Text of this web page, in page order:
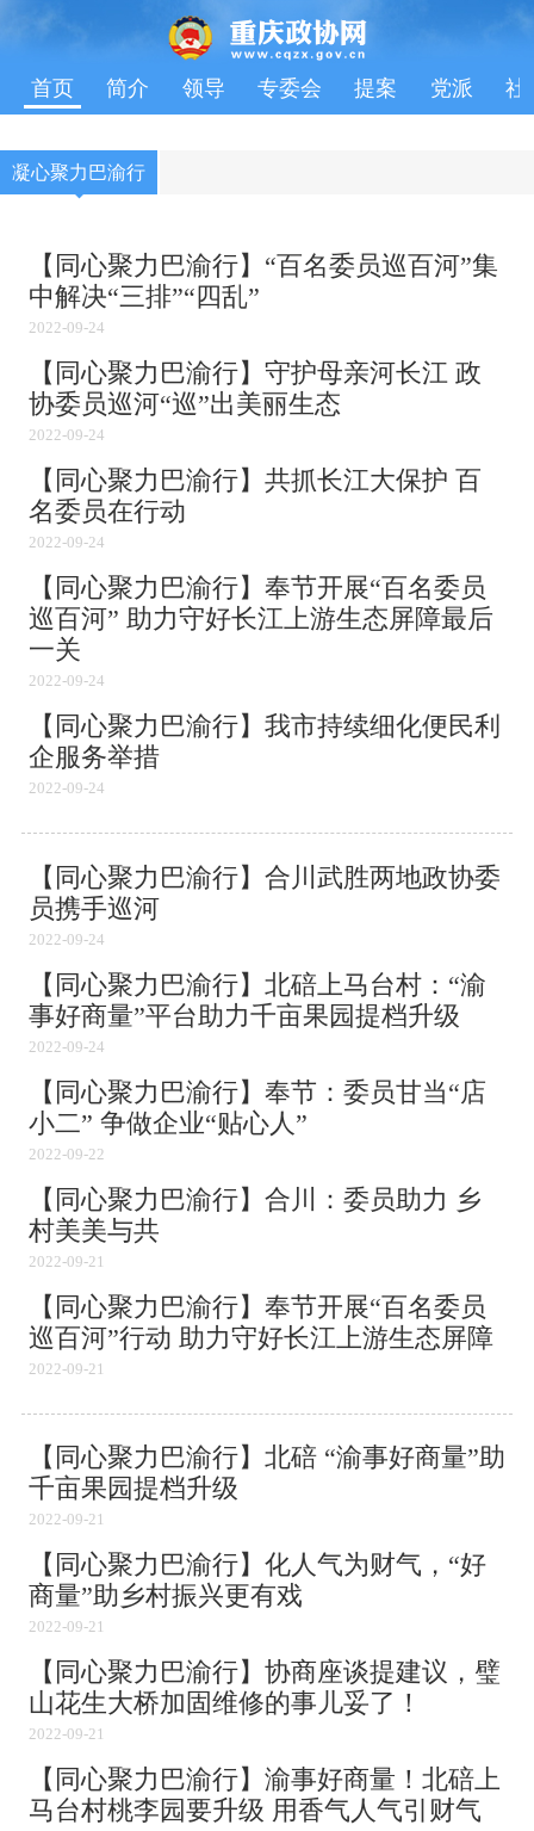
首页 简介 领导 专委会 提案 党派 社
凝心聚力巴渝行
【同心聚力巴渝行】“百名委员巡百河”集
中解决“三排”“四乱”
2022-09-24
【同心聚力巴渝行】守护母亲河长江 政
协委员巡河“巡”出美丽生态
2022-09-24
【同心聚力巴渝行】共抓长江大保护 百
名委员在行动
2022-09-24
【同心聚力巴渝行】奉节开展“百名委员
巡百河” 助力守好长江上游生态屏障最后
一关
2022-09-24
【同心聚力巴渝行】我市持续细化便民利
企服务举措
2022-09-24
【同心聚力巴渝行】合川武胜两地政协委
员携手巡河
2022-09-24
【同心聚力巴渝行】北碚上马台村：“渝
事好商量”平台助力千亩果园提档升级
2022-09-24
【同心聚力巴渝行】奉节：委员甘当“店
小二” 争做企业“贴心人”
2022-09-22
【同心聚力巴渝行】合川：委员助力 乡
村美美与共
2022-09-21
【同心聚力巴渝行】奉节开展“百名委员
巡百河”行动 助力守好长江上游生态屏障
2022-09-21
【同心聚力巴渝行】北碚 “渝事好商量”助
千亩果园提档升级
2022-09-21
【同心聚力巴渝行】化人气为财气，“好
商量”助乡村振兴更有戏
2022-09-21
【同心聚力巴渝行】协商座谈提建议，璧
山花生大桥加固维修的事儿妥了！
2022-09-21
【同心聚力巴渝行】渝事好商量！北碚上
马台村桃李园要升级 用香气人气引财气